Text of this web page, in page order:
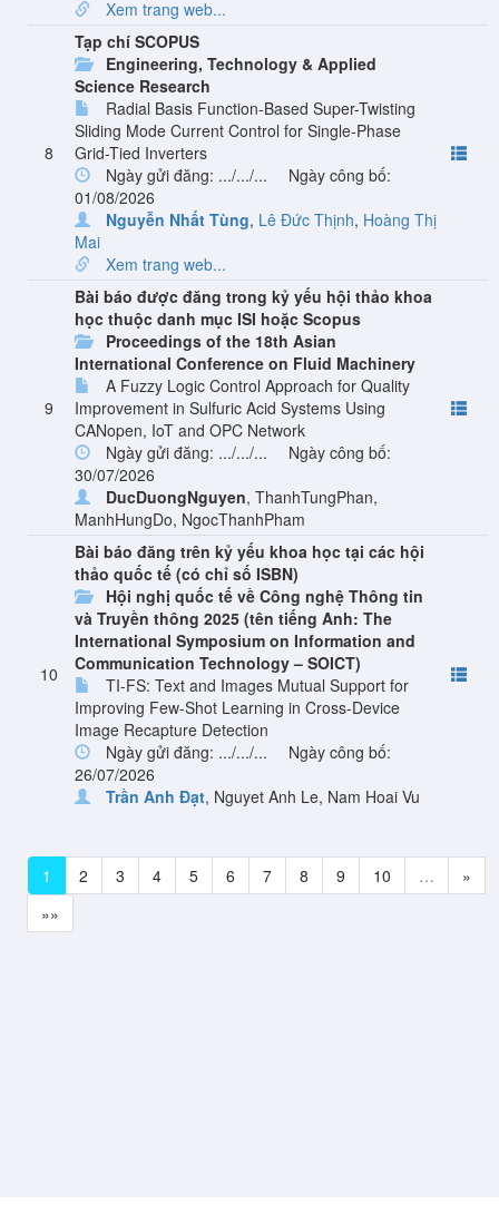
Xem trang web...
8
Tạp chí SCOPUS
Engineering, Technology & Applied
Science Research
Radial Basis Function-Based Super-Twisting
Sliding Mode Current Control for Single-Phase
Grid-Tied Inverters
Ngày gửi đăng: .../.../...
Ngày công bố:
01/08/2026
Nguyễn Nhất Tùng, Lê Đức Thịnh, Hoàng Thị
Mai
Xem trang web...
9
Bài báo được đăng trong kỷ yếu hội thảo khoa
học thuộc danh mục ISI hoặc Scopus
Proceedings of the 18th Asian
International Conference on Fluid Machinery
A Fuzzy Logic Control Approach for Quality
Improvement in Sulfuric Acid Systems Using
CANopen, IoT and OPC Network
Ngày gửi đăng: .../.../...
Ngày công bố:
30/07/2026
DucDuongNguyen, ThanhTungPhan,
ManhHungDo, NgocThanhPham
10
Bài báo đăng trên kỷ yếu khoa học tại các hội
thảo quốc tế (có chỉ số ISBN)
Hội nghị quốc tế về Công nghệ Thông tin
và Truyền thông 2025 (tên tiếng Anh: The
International Symposium on Information and
Communication Technology – SOICT)
TI-FS: Text and Images Mutual Support for
Improving Few-Shot Learning in Cross-Device
Image Recapture Detection
Ngày gửi đăng: .../.../...
Ngày công bố:
26/07/2026
Trần Anh Đạt, Nguyet Anh Le, Nam Hoai Vu
1 2 3 4 5 6 7 8 9 10 …
»
»»